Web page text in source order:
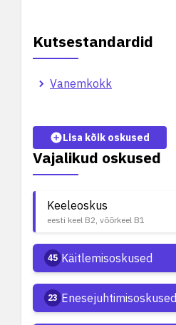
Kutsestandardid
Vanemkokk
Vajalikud oskused
Lisa kõik oskused
Keeleoskus
eesti keel B2, võõrkeel B1
45 Käitlemisoskused
23 Enesejuhtimisoskused